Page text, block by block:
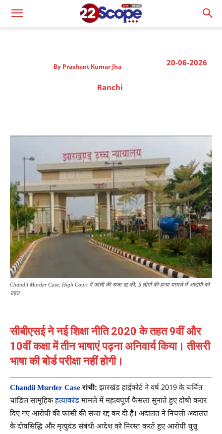
20-06-2026
By Prashant Kumar Jha
Ranchi
Chandil Murder Case: High Court ने फांसी की सजा रद्द की, 5 लोगों की हत्या मामले में आरोपी को
राहत
सीबीएसई ने नई शिक्षा नीति 2020 के तहत 9वीं और
10वीं कक्षा में तीन भाषाएं पढ़ना अनिवार्य किया। तीसरी
भाषा की बोर्ड परीक्षा नहीं होगी।
Chandil Murder Case रांची: झारखंड हाईकोर्ट ने वर्ष 2019 के चर्चित
चांडिल सामूहिकहत्याकांड मामले में महत्वपूर्ण फैसला सुनाते हुए दोषी करार
दिए गए आरोपी की फांसी की सजा रद्द कर दी है। अदालत ने निचली अदालत
के दोषसिद्धि और मृत्युदंड संबंधी आदेश को निरस्त करते हुए आरोपी चुन्नू